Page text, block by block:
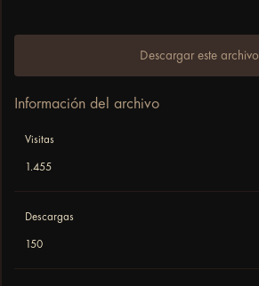
Descargar este archivo
Información del archivo
Visitas
1.455
Descargas
150